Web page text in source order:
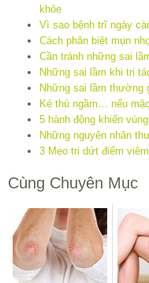
khỏe
Vì sao bệnh trĩ ngày
Cách phân biệt mụn
Cần tránh những sai
Những sai lầm khi trị
Những sai lầm thường
Kẻ thù ngầm… nếu
5 hành động khiến
Những nguyên nhân
3 Mẹo trị dứt điểm
Cùng Chuyên Mục